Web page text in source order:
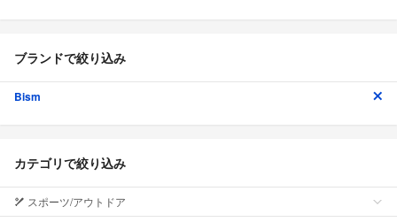
ブランドで絞り込み
Bism
カテゴリで絞り込み
スポーツ/アウトドア